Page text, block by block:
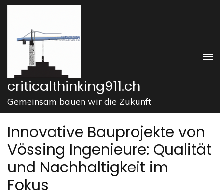
Zum
springen
drücken)
criticalthinking911.ch
Gemeinsam bauen wir die Zukunft
Innovative Bauprojekte von
Vössing Ingenieure: Qualität
und Nachhaltigkeit im
Fokus